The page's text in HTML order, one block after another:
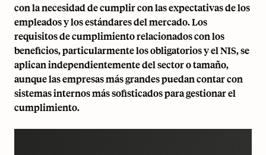
con la necesidad de cumplir con las expectativas de los
empleados y los estándares del mercado. Los
requisitos de cumplimiento relacionados con los
beneficios, particularmente los obligatorios y el NIS, se
aplican independientemente del sector o tamaño,
aunque las empresas más grandes puedan contar con
sistemas internos más sofisticados para gestionar el
cumplimiento.